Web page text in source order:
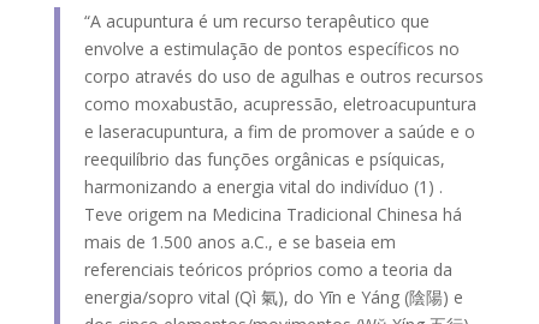
“A acupuntura é um recurso terapêutico que
envolve a estimulação de pontos específicos no
corpo através do uso de agulhas e outros recursos
como moxabustão, acupressão, eletroacupuntura
e laseracupuntura, a fim de promover a saúde e o
reequilíbrio das funções orgânicas e psíquicas,
harmonizando a energia vital do indivíduo (1) .
Teve origem na Medicina Tradicional Chinesa há
mais de 1.500 anos a.C., e se baseia em
referenciais teóricos próprios como a teoria da
energia/sopro vital (Qì 氣), do Yīn e Yáng (陰陽) e